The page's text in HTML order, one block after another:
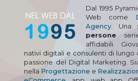
Dal 1995
Web come
Agency . Una
persone
affidabili.
nativi digitali e consulenti di lungo
passione del Digital Marketing.
nella Progettazione e